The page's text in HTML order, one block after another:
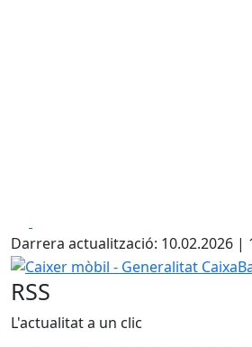
Darrera actualització: 10.02.2026 |
Caixer mòbil - Generalitat
RSS
L'actualitat a un clic